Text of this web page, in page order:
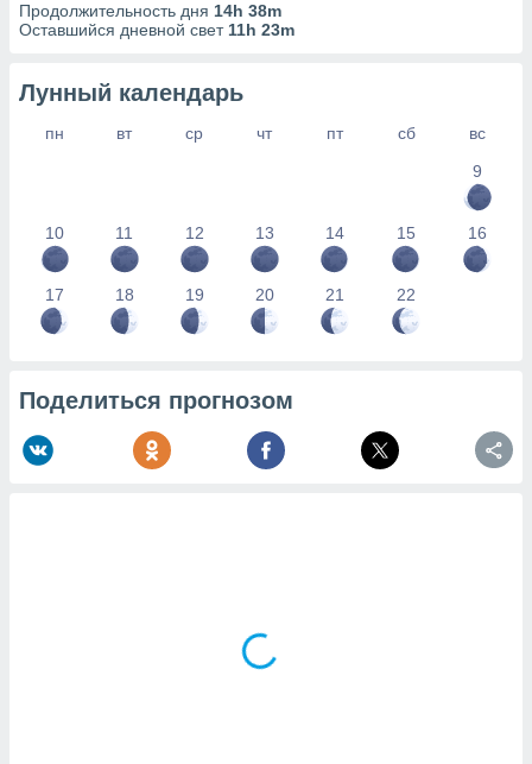
Продолжительность дня 14h 38m
Оставшийся дневной свет 11h 23m
Лунный календарь
пн вт ср чт пт сб
вс
9
10 11 12 13 14 15 16
17 18 19 20 21 22
Поделиться прогнозом